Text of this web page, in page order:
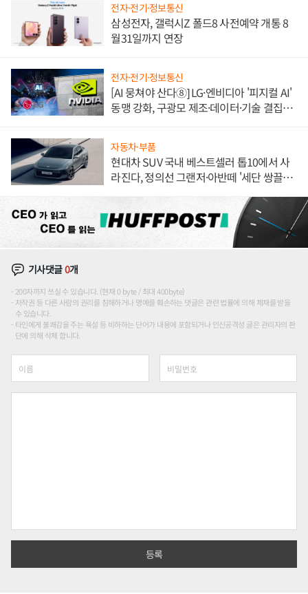
전자·전기·정보통신
삼성전자, 갤럭시Z 폴드8 사전예약 개통 8
월31일까지 연장
전자·전기·정보통신
[AI 뭉쳐야 산다⑧] LG·엔비디아 '피지컬 AI'
동맹 강화, 구광모 제조·데이터·기술 결집
자동차·부품
현대차 SUV 국내 베스트셀러 톱10에서 사
라진다, 정의선 그랜저·아반떼 '세단 쌍끌
기사댓글0개
200자까지 쓰실 수 있습니다. (현재 0 byte / 최대 400byte)
저작권 등 다른 사람의 권리를 침해하거나 명예를 훼손하는 댓글은 관련 법률에 의해 제재를 받을
수 있습니다.
타인에게 불쾌감을 주는 욕설 등 비하하는 단어가 내용에 포함되거나 인신공격성 글은 관리자의 판
단에 의해 삭제 합니다.